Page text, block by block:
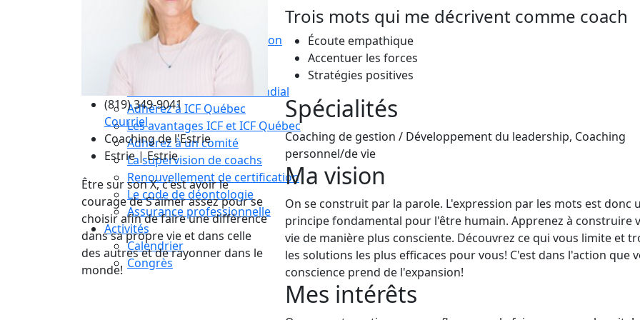
Compétences essentielles
La formation
Le processus de certification
Choisir son coach mentor
Je suis coach
Devenez membre ICF Mondial
Adhérez à ICF Québec
Les avantages ICF et ICF Québec
Adhérez à un comité
La supervision de coachs
Renouvellement de certification
Le code de déontologie
Assurance professionnelle
Activités
Calendrier
Congrès
(819) 349-9041
Courriel
Coaching de l'Estrie
Estrie | Estrie
Être sur son X, c'est avoir le
courage de S'aimer assez pour se
choisir afin de faire une différence
dans sa propre vie et dans celle
des autres et de rayonner dans le
monde!
Trois mots qui me décrivent comme coach
Écoute empathique
Accentuer les forces
Stratégies positives
Spécialités
Coaching de gestion / Développement du leadership, Coaching
personnel/de vie
Ma vision
On se construit par la parole. L'expression par les mots est donc
principe fondamental pour l'être humain. Apprenez à construire
vie de manière plus consciente. Découvrez ce qui vous limite et
les solutions les plus efficaces pour vous! C'est dans l'action que
conscience prend de l'expansion!
Mes intérêts